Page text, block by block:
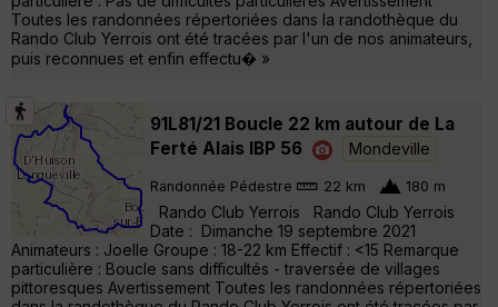
Toutes les randonnées répertoriées dans la randothèque du
Rando Club Yerrois ont été tracées par l'un de nos animateurs,
puis reconnues et enfin effectu� »
91L81/21 Boucle 22 km autour de La
Ferté Alais IBP 56
Mondeville
Randonnée Pédestre 22 km 180 m
Rando Club Yerrois Rando Club Yerrois
Date : Dimanche 19 septembre 2021
Animateurs : Joelle Groupe : 18-22 km Effectif : <15 Remarque
particulière : Boucle sans difficultés - traversée de villages
pittoresques Avertissement Toutes les randonnées répertoriées